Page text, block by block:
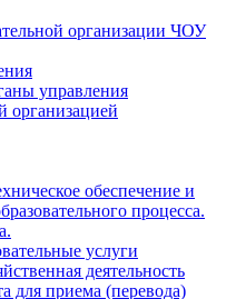
организации ЧОУ
управления
организацией
обеспечение и
процесса.
услуги
деятельность
для приема (перевода)